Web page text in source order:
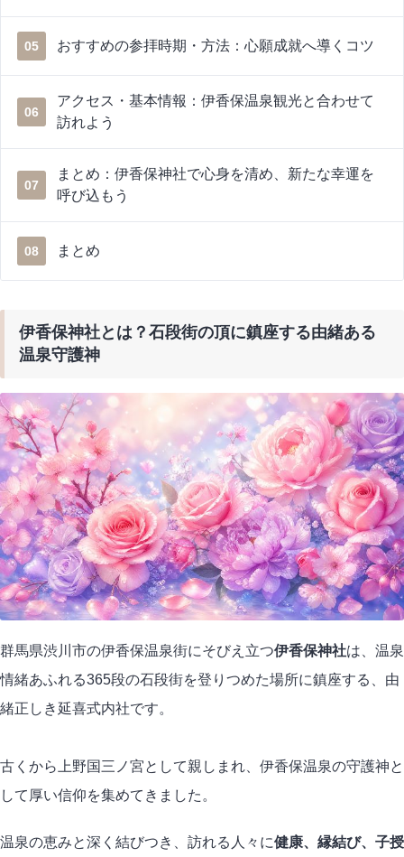
05 おすすめの参拝時期・方法：心願成就へ導くコツ
06
アクセス・基本情報：伊香保温泉観光と合わせて
訪れよう
07
まとめ：伊香保神社で心身を清め、新たな幸運を
呼び込もう
08 まとめ
伊香保神社とは？石段街の頂に鎮座する由緒ある
温泉守護神
群馬県渋川市の伊香保温泉街にそびえ立つ伊香保神社は、温泉
情緒あふれる365段の石段街を登りつめた場所に鎮座する、由
緒正しき延喜式内社です。
古くから上野国三ノ宮として親しまれ、伊香保温泉の守護神と
して厚い信仰を集めてきました。
温泉の恵みと深く結びつき、訪れる人々に健康、縁結び、子授